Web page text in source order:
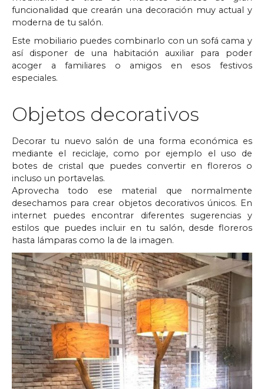
funcionalidad que crearán una decoración muy actual y
moderna de tu salón.
Este mobiliario puedes combinarlo con un sofá cama y
así disponer de una habitación auxiliar para poder
acoger a familiares o amigos en esos festivos
especiales.
Objetos decorativos
Decorar tu nuevo salón de una forma económica es
mediante el reciclaje, como por ejemplo el uso de
botes de cristal que puedes convertir en floreros o
incluso un portavelas.
Aprovecha todo ese material que normalmente
desechamos para crear objetos decorativos únicos. En
internet puedes encontrar diferentes sugerencias y
estilos que puedes incluir en tu salón, desde floreros
hasta lámparas como la de la imagen.